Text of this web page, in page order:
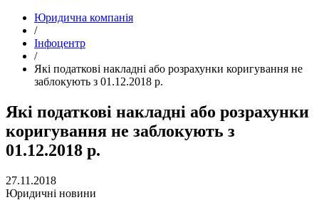
Юридична компанія
/
Інфоцентр
/
Які податкові накладні або розрахунки коригування не
заблокують з 01.12.2018 р.
Які податкові накладні або розрахунки
коригування не заблокують з
01.12.2018 р.
27.11.2018
Юридичні новини